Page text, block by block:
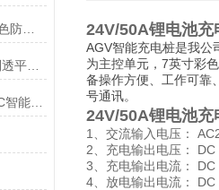
12mm红色防滑绝缘垫12mm黑色防滑绝缘垫
TY-Q透平油真空滤油机TLJ系列透平油滤油机
ZYS有载开关在线滤油器ZJY-FC智能型有载分接开关滤油机
24V/50A锂电池充
AGV智能充电桩是我公
为主控单元，7英寸彩
备操作方便、工作可靠
号通讯。
24V/50A锂电池充
1、交流输入电压：
2、充电输出电压：
3、充电输出电流：
4、放电输出电流：